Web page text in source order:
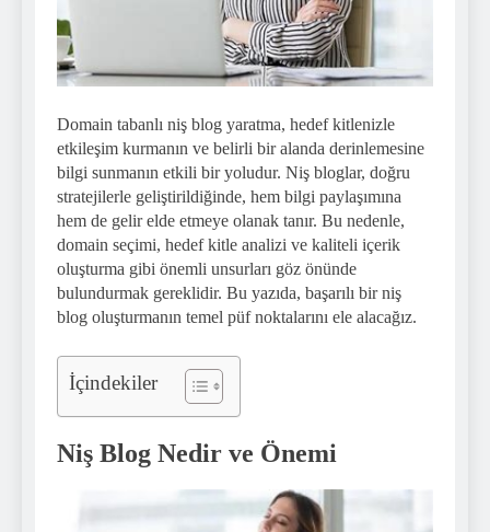
Domain tabanlı niş blog yaratma, hedef kitlenizle
etkileşim kurmanın ve belirli bir alanda derinlemesine
bilgi sunmanın etkili bir yoludur. Niş bloglar, doğru
stratejilerle geliştirildiğinde, hem bilgi paylaşımına
hem de gelir elde etmeye olanak tanır. Bu nedenle,
domain seçimi, hedef kitle analizi ve kaliteli içerik
oluşturma gibi önemli unsurları göz önünde
bulundurmak gereklidir. Bu yazıda, başarılı bir niş
blog oluşturmanın temel püf noktalarını ele alacağız.
İçindekiler
Niş Blog Nedir ve Önemi